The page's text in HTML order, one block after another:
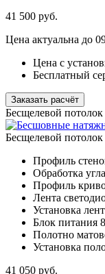
41 500 руб.
Цена актуальна до
Цена с
Бесплатный
Заказать расчёт
Бесщелевой потолок
Бесщелевой потолок
Профиль
Обработка
Профиль
Лента
Установка
Блок питания
Полотно
Установка
41 050 руб.